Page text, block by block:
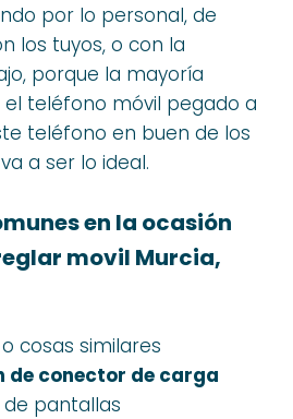
por lo personal, de
los tuyos, o con la
porque la mayoría
teléfono móvil pegado a
teléfono en buen de los
a ser lo ideal.
en la ocasión
movil Murcia,
cosas similares
de conector de carga
de pantallas